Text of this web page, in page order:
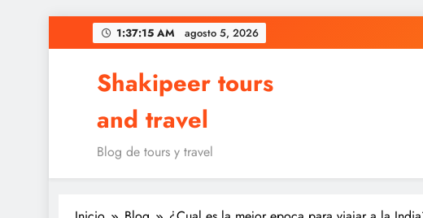
al
1:37:16 AM agosto 5, 2026
Shakipeer tours
and travel
Blog de tours y travel